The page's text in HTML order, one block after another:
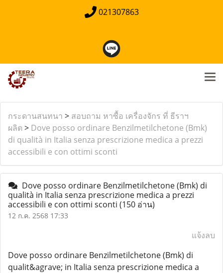
021307863
กระดานสนทนา > สอบถาม หาซื้อ เครื่องจักร ที่ ธีราฯ
ผลิต > Dove posso ordinare Benzilmetilchetone (Bmk)
di qualità in Italia senza prescrizione medica a prezzi
accessibili e con ottimi sconti
Dove posso ordinare Benzilmetilchetone (Bmk) di
qualità in Italia senza prescrizione medica a prezzi
accessibili e con ottimi sconti (150 อ่าน)
12 ก.ค. 2568 17:33
แจ้งลบ
Dove posso ordinare Benzilmetilchetone (Bmk) di
qualit&agrave; in Italia senza prescrizione medica a